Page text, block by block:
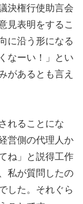
決権行使助言会
見表明をするこ
に沿う形になる
なーい！」とい
があるとも言え
れることにな
営側の代理人か
ね」と説得工作
私が質問したの
した。それぐら